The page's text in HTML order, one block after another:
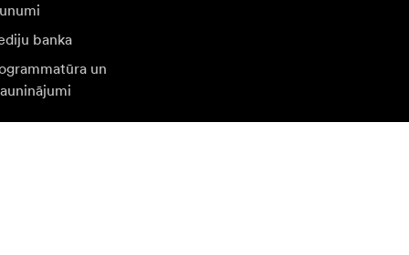
banka
un